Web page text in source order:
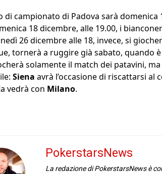
campionato di Padova sarà domenica
18 dicembre, alle 19.00, i
26 dicembre alle 18, invece, si
tornerà a ruggire già sabato, quando
solamente il match dei patavini,
Siena avrà l’occasione di riscattarsi al
vedrà con Milano.
PokerstarsNews
La redazione di PokerstarsNews è